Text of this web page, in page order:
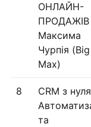
ОНЛАЙН-
ПРОДАЖІВ
Максима
Чурпія (Big
Max)
8
CRM з
та